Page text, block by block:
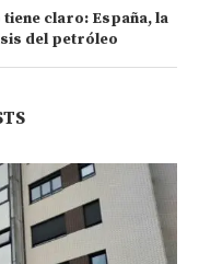
tiene claro: España, la
del petróleo